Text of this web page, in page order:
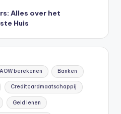
Alles over het
Huis
AOW berekenen Banken
Creditcardmaatschappij
Geld lenen